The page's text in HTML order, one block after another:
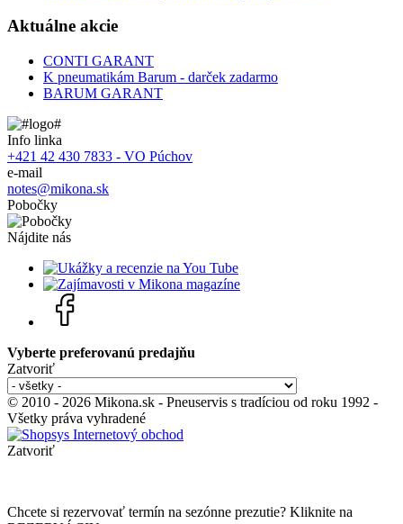
Aktuálne akcie
CONTI GARANT
K pneumatikám Barum - darček zadarmo
BARUM GARANT
Info linka
+421 42 430 7833 - VO Púchov
e-mail
notes@mikona.sk
Pobočky
Nájdite nás
Vyberte preferovanú predajňu
Zatvoriť
© 2010 - 2026 Mikona.sk - Pneuservis s tradíciou od roku 1992 -
Všetky práva vyhradené
Zatvoriť
Chcete si rezervovať termín na sezónne prezutie? Kliknite na